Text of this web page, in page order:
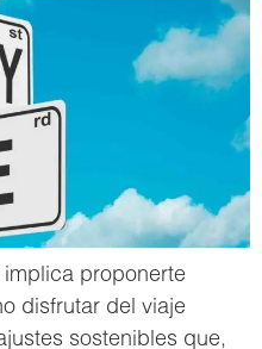
proponerte
disfrutar del viaje
sostenibles que,